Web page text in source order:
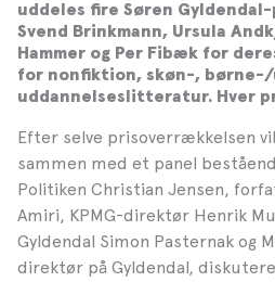
uddeles fire Søren
Svend Brinkmann, Ursula
Hammer og Per Fibæk for
for nonfiktion, skøn-, børne-/
uddannelseslitteratur. Hver
Efter selve prisoverrækkelsen
sammen med et panel
Politiken Christian Jensen,
Amiri, KPMG-direktør Henrik
Gyldendal Simon Pasternak og
direktør på Gyldendal,